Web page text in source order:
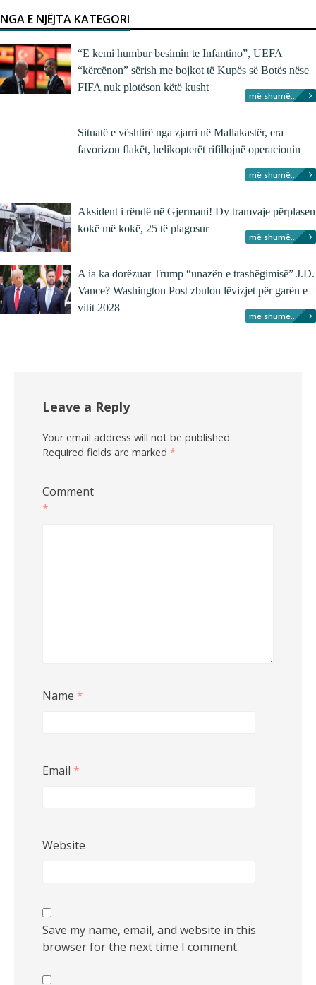
NGA E NJËJTA KATEGORI
“E kemi humbur besimin te Infantino”, UEFA
“kërcënon” sërish me bojkot të Kupës së Botës nëse
FIFA nuk plotëson këtë kusht
më shumë...
Situatë e vështirë nga zjarri në Mallakastër, era
favorizon flakët, helikopterët rifillojnë operacionin
më shumë...
Aksident i rëndë në Gjermani! Dy tramvaje përplasen
kokë më kokë, 25 të plagosur
më shumë...
A ia ka dorëzuar Trump “unazën e trashëgimisë” J.D.
Vance? Washington Post zbulon lëvizjet për garën e
vitit 2028
më shumë...
Leave a Reply
Your email address will not be published.
Required fields are marked *
Comment
*
Name *
Email *
Website
Save my name, email, and website in this
browser for the next time I comment.